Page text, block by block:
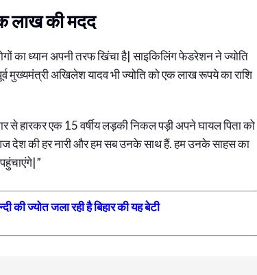
लाख की मदद
का ध्यान अपनी तरफ खिंचा है| साइकिलिंग फेडरेशन ने ज्योति
मुख्यमंत्री अखिलेश यादव भी ज्योति को एक लाख रूपये का राशि
से हारकर एक 15 वर्षीय लड़की निकल पड़ी अपने घायल पिता को
देश की हर नारी और हम सब उनके साथ हैं. हम उनके साहस का
की ज्योत जला रही है बिहार की यह बेटी